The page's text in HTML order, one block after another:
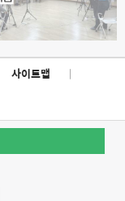
사이트맵
|